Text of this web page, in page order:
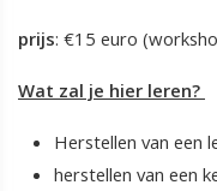
prijs: €15 euro
Wat zal je hier leren?
Herstellen van een
herstellen van een